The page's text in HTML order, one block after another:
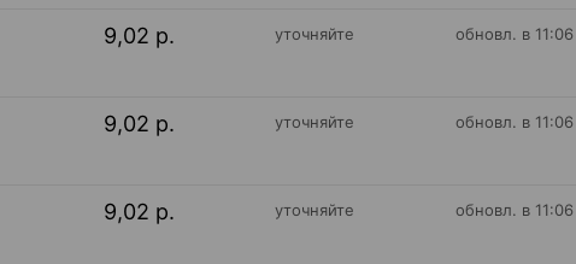
9,02 р. уточняйте обновл. в 11:06
9,02 р. уточняйте обновл. в 11:06
9,02 р. уточняйте обновл. в 11:06